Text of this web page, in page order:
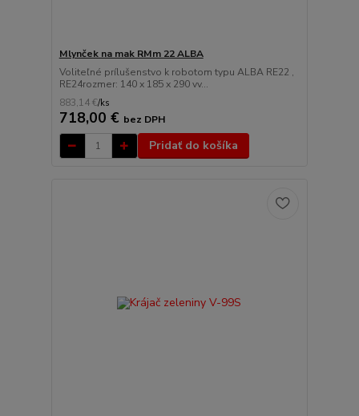
Mlynček na mak RMm 22 ALBA
Voliteľné prílušenstvo k robotom typu ALBA RE22 ,
RE24rozmer: 140 x 185 x 290 vv...
883,14 €/ks
718,00 € bez DPH
Pridať do košíka